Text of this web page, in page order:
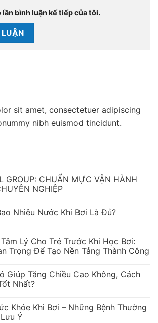
lần bình luận kế tiếp của tôi.
sit amet, consectetuer adipiscing
nibh euismod tincidunt.
GROUP: CHUẨN MỰC VẬN HÀNH
NGHIỆP
Nhiêu Nước Khi Bơi Là Đủ?
Lý Cho Trẻ Trước Khi Học Bơi:
Trọng Để Tạo Nền Tảng Thành Công
Giúp Tăng Chiều Cao Không, Cách
Nhất?
Khỏe Khi Bơi – Những Bệnh Thường
Ý